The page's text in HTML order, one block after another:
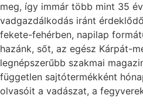
meg, így immár több mint 35
vadgazdálkodás iránt
fekete-fehérben, napilap
hazánk, sőt, az egész Kárpát-
legnépszerűbb szakmai
független sajtótermékként
olvasóit a vadászat, a